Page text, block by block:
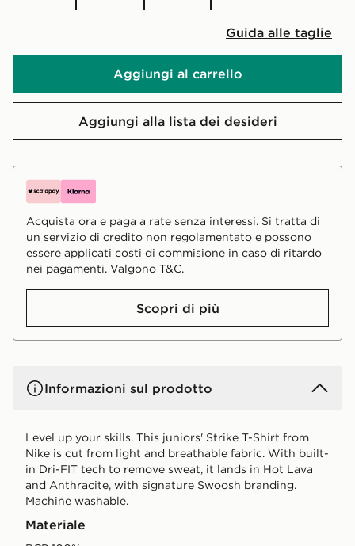
Guida alle taglie
Aggiungi al carrello
Aggiungi alla lista dei desideri
Acquista ora e paga a rate senza interessi. Si tratta di
un servizio di credito non regolamentato e possono
essere applicati costi di commisione in caso di ritardo
nei pagamenti. Valgono T&C.
Scopri di più
Informazioni sul prodotto
Level up your skills. This juniors' Strike T-Shirt from
Nike is cut from light and breathable fabric. With built-
in Dri-FIT tech to remove sweat, it lands in Hot Lava
and Anthracite, with signature Swoosh branding.
Machine washable.
Materiale